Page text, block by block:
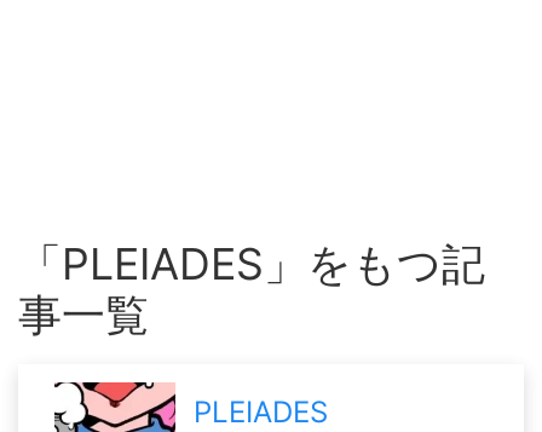
「PLEIADES」をもつ記
事一覧
PLEIADES